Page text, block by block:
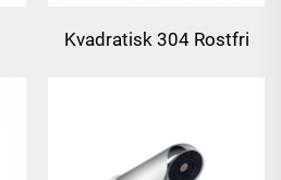
Kvadratisk 304 Rostfri